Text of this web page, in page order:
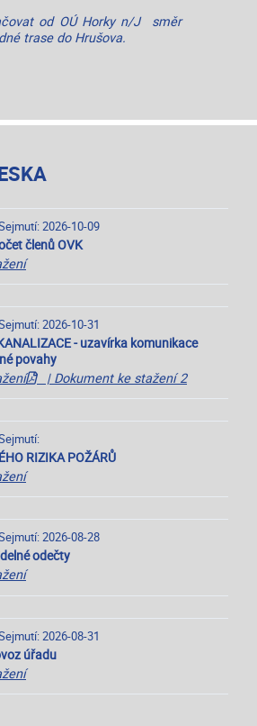
od OÚ Horky n/J směr
trase do Hrušova.
2026-10-09
členů OVK
2026-10-31
- uzavírka komunikace
povahy
| Dokument ke stažení 2
RIZIKA POŽÁRŮ
2026-08-28
odečty
2026-08-31
úřadu